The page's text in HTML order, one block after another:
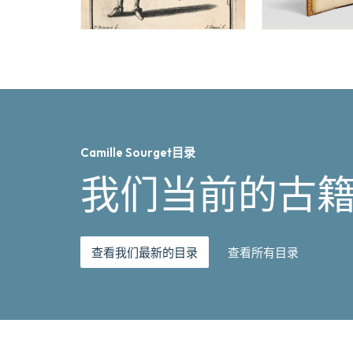
Camille Sourget目录
我们当前的古
查看我们最新的目录 查看所有目录